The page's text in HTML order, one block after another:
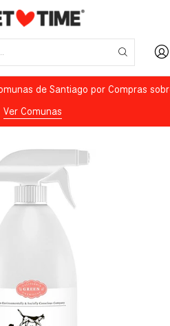
de Santiago por Compras
Ver Comunas